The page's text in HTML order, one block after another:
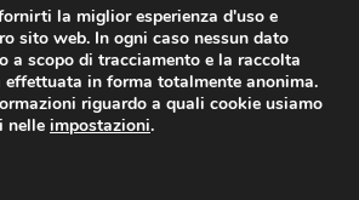
e bilancio
Contatti
Child Protection Policy
AddioPizzo | Tutti i diritti riservati | Sede
la miglior esperienza d'uso e
sito web. In ogni caso nessun dato
a scopo di tracciamento e la raccolta
in forma totalmente anonima.
riguardo a quali cookie usiamo
nelle impostazioni.